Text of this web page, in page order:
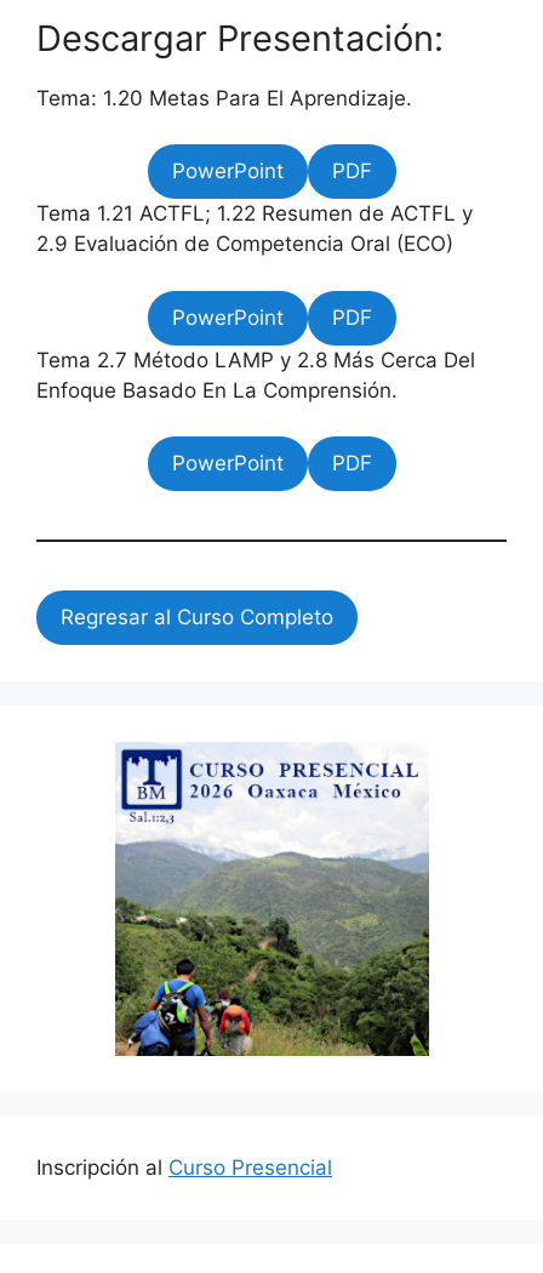
Descargar Presentación:
Tema: 1.20 Metas Para El Aprendizaje.
PowerPoint
PDF
Tema 1.21 ACTFL; 1.22 Resumen de ACTFL y
2.9 Evaluación de Competencia Oral (ECO)
PowerPoint
PDF
Tema 2.7 Método LAMP y 2.8 Más Cerca Del
Enfoque Basado En La Comprensión.
PowerPoint PDF
Regresar al Curso Completo
Inscripción al Curso Presencial